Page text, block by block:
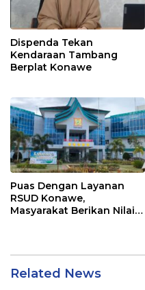
Dispenda Tekan
Kendaraan Tambang
Berplat Konawe
Puas Dengan Layanan
RSUD Konawe,
Masyarakat Berikan Nilai
Related News